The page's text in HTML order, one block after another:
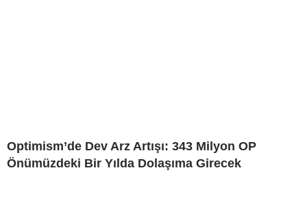
Optimism’de Dev Arz Artışı: 343 Milyon OP
Önümüzdeki Bir Yılda Dolaşıma Girecek